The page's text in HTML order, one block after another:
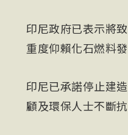
印尼政府已表示將
重度仰賴化石燃料
印尼已承諾停止建
顧及環保人士不斷抗